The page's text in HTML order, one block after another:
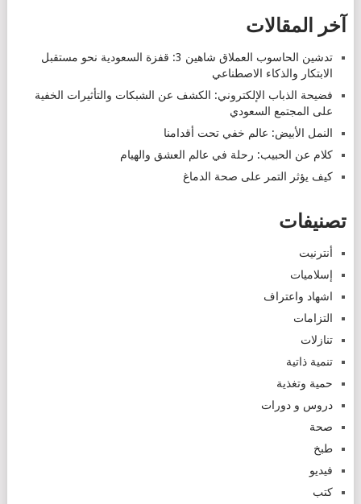
آخر المقالات
تدشين الحاسوب العملاق شاهين 3: قفزة السعودية نحو مستقبل
الابتكار والذكاء الاصطناعي
فضيحة الذباب الإلكتروني: الكشف عن الشبكات والتأثيرات الخفية
على المجتمع السعودي
النمل الأبيض: عالم خفي تحت أقدامنا
كلام عن الحبيب: رحلة في عالم العشق والهيام
كيف يؤثر التمر على صحة الدماغ
تصنيفات
أنترنيت
إسلاميات
اشهاد واعتراف
التزامات
تنازلات
تنمية ذاتية
حمية وتغذية
دروس و دورات
صحة
طبخ
فيديو
كتب